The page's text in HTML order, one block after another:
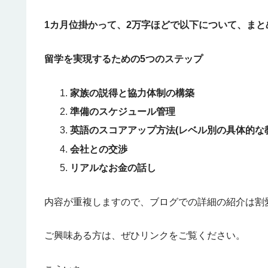
1カ月位掛かって、2万字ほどで以下について、ま
留学を実現するための5つのステップ
家族の説得と協力体制の構築
準備のスケジュール管理
英語のスコアアップ方法(レベル別の具体的
会社との交渉
リアルなお金の話し
内容が重複しますので、ブログでの詳細の紹介は割
ご興味ある方は、ぜひリンクをご覧ください。